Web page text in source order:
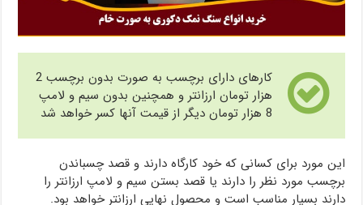
کارهای دارای برچسب به صورت بدون برچسب 2
هزار تومان ارزانتر و همچنین بدون سیم و لامپ
8 هزار تومان دیگر از قیمت آنها کسر خواهد شد
این مورد برای کسانی که خود کارگاه دارند و قصد چسباندن
برچسب مورد نظر را دارند یا قصد بستن سیم و لامپ ارزانتر را
دارند بسیار مناسب است و محصول نهایی ارزانتر خواهد بود.